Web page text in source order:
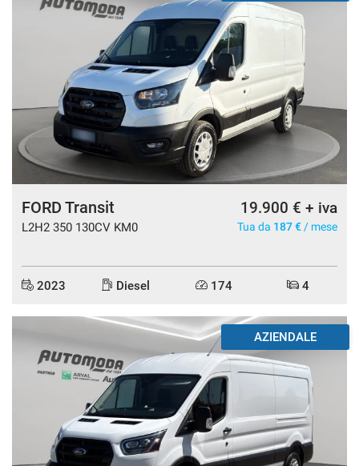
FORD Transit
L2H2 350 130CV KM0
19.900 € + iva
Tua da 187 € / mese
2023 Diesel 174 4
AZIENDALE